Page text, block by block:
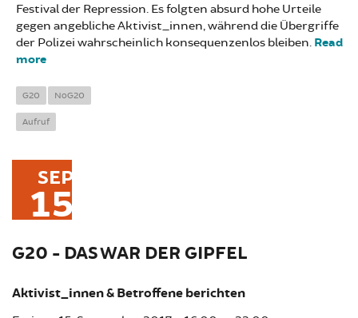
Festival der Repression. Es folgten absurd hohe Urteile
gegen angebliche Aktivist_innen, während die Übergriffe
der Polizei wahrscheinlich konsequenzenlos bleiben. Read
more
G20 NoG20
Aufruf
SEP
15
G20 - DAS WAR DER GIPFEL
Aktivist_innen & Betroffene berichten